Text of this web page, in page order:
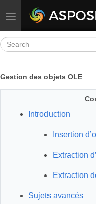
Toggle navigation
Gestion des objets OLE
Introduction
Insertion
Extraction
Extraction
Sujets avancés